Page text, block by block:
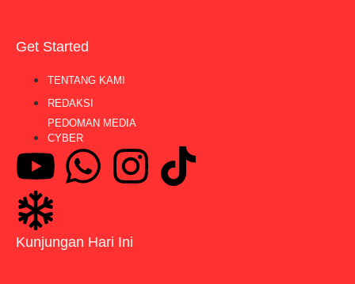
Get Started
TENTANG KAMI
REDAKSI
PEDOMAN MEDIA
CYBER
Kunjungan Hari Ini